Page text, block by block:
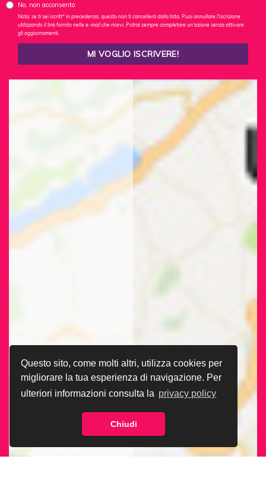
Questo sito, come molti altri, utilizza cookies per
migliorare la tua esperienza di navigazione. Per
ulteriori informazioni consulta la privacy policy
Chiudi
No, non acconsento
Nota: se ti sei iscritt* in precedenza, questo non ti cancellerà dalla lista. Puoi annullare l'iscrizione
utilizzando il link fornito nelle e-mail che ricevi. Potrai sempre completare un'azione senza attivare
gli aggiornamenti.